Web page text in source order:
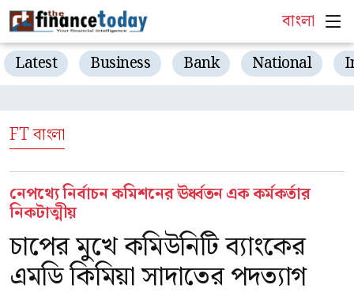
বাংলা
Latest Business Bank National
FT বাংলা
নেপথ্যে নির্বাচন কমিশনের ঊর্ধ্বতন এক কর্মকর্তার
নিকটাত্মীয়
চাপের মুখে কমিউনিটি ব্যাংকের
এমডি কিমিয়া সাদাতের পদত্যাগ